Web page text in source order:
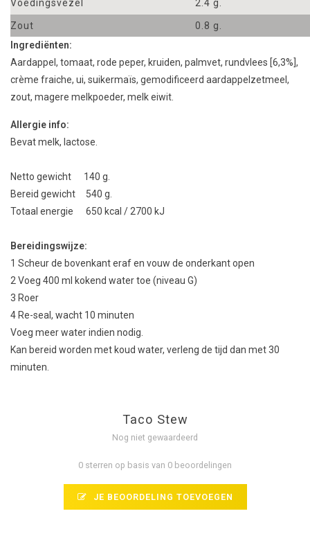
Voedingsvezel 2.4 g.
Zout
0.8 g.
Ingrediënten:
Aardappel, tomaat, rode peper, kruiden, palmvet, rundvlees [6,3%],
crème fraiche, ui, suikermaïs, gemodificeerd aardappelzetmeel,
zout, magere melkpoeder, melk eiwit.
Allergie info:
Bevat melk, lactose.
Netto gewicht 140 g.
Bereid gewicht 540 g.
Totaal energie 650 kcal / 2700 kJ
Bereidingswijze:
1 Scheurde bovenkant erafen vouw de onderkantopen
2 Voeg 400 ml kokend water toe (niveau G)
3 Roer
4 Re-seal, wacht 10 minuten
Voeg meerwaterindien nodig.
Kan bereid worden met koud water, verleng de tijd dan met30
minuten.
Taco Stew
Nog niet gewaardeerd
0 sterren op basis van 0 beoordelingen
JE BEOORDELING TOEVOEGEN